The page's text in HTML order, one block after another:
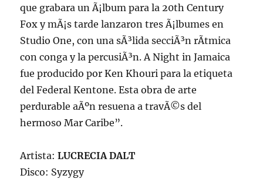
que grabara un Ã¡lbum para la 20th Century
Fox y mÃ¡s tarde lanzaron tres Ã¡lbumes en
Studio One, con una sÃ³lida secciÃ³n rÃ­tmica
con conga y la percusiÃ³n. A Night in Jamaica
fue producido por Ken Khouri para la etiqueta
del Federal Kentone. Esta obra de arte
perdurable aÃºn resuena a travÃ©s del
hermoso Mar Caribe”.
Artista:LUCRECIA DALT
Disco: Syzygy